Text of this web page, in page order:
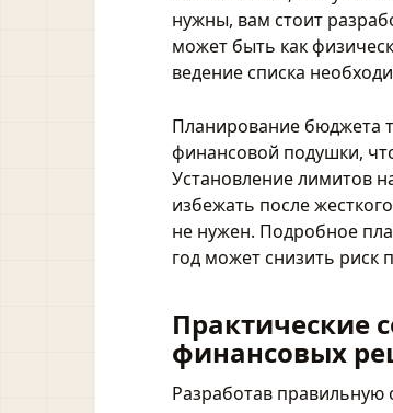
нужны, вам стоит
может быть как
ведение списка
Планирование бюджета
финансовой подушки,
Установление лимитов
избежать после
не нужен. Подробное
год может снизить
Практические
финансовых
Разработав правильную